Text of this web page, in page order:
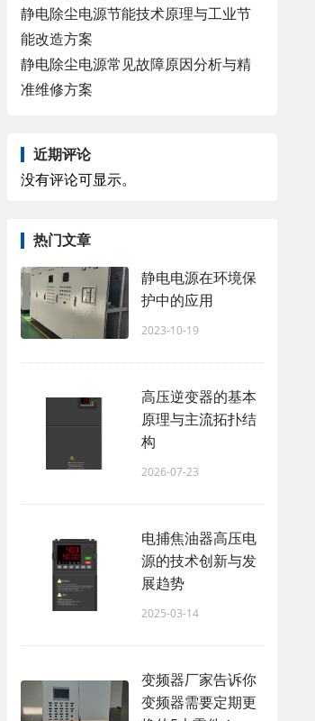
静电除尘电源节能技术原理与工业节
能改造方案
静电除尘电源常见故障原因分析与精
准维修方案
近期评论
没有评论可显示。
热门文章
静电电源在环境保
护中的应用
2023-10-19
高压逆变器的基本
原理与主流拓扑结
构
2026-07-23
电捕焦油器高压电
源的技术创新与发
展趋势
2025-03-14
变频器厂家告诉你
变频器需要定期更